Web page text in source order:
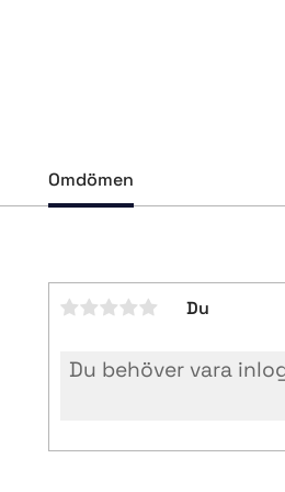
Omdömen
Du